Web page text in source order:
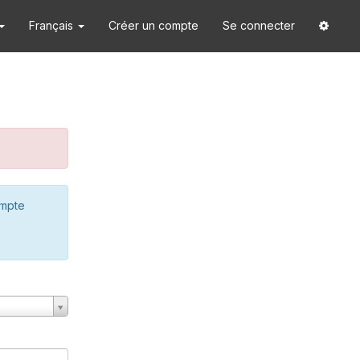
Français Créer un compte Se connecter